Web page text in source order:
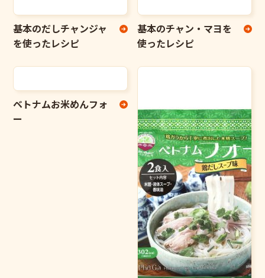
基本のだしチャンジャ
を使ったレシピ
基本のチャン・マヨを
使ったレシピ
ベトナムお米めんフォ
ー